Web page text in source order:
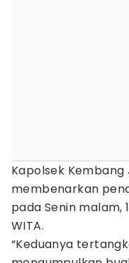
Kapolsek Kembang
membenarkan
pada Senin malam,
WITA.
“Keduanya